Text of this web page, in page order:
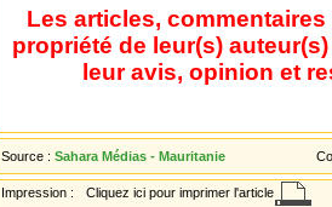
Les articles,
propriété de leur(s)
leur avis, opinion et
Source : Sahara Médias - Mauritanie
Impression : Cliquez ici pour imprimer l'article